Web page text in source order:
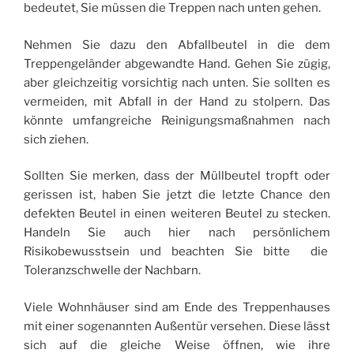
bedeutet, Sie müssen die Treppen nach unten gehen.
Nehmen Sie dazu den Abfallbeutel in die dem
Treppengeländer abgewandte Hand. Gehen Sie zügig,
aber gleichzeitig vorsichtig nach unten. Sie sollten es
vermeiden, mit Abfall in der Hand zu stolpern. Das
könnte umfangreiche Reinigungsmaßnahmen nach
sich ziehen.
Sollten Sie merken, dass der Müllbeutel tropft oder
gerissen ist, haben Sie jetzt die letzte Chance den
defekten Beutel in einen weiteren Beutel zu stecken.
Handeln Sie auch hier nach persönlichem
Risikobewusstsein und beachten Sie bitte die
Toleranzschwelle der Nachbarn.
Viele Wohnhäuser sind am Ende des Treppenhauses
mit einer sogenannten Außentür versehen. Diese lässt
sich auf die gleiche Weise öffnen, wie ihre